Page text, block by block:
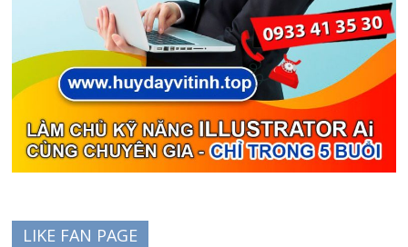
LIKE FAN PAGE